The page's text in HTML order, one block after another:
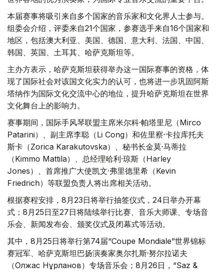
本届赛事将吸引来自多个国家的音乐家和文化界人士参与。
组委会介绍，评委来自21个国家，参赛选手来自16个国家和
地区，包括澳大利亚、美国、德国、意大利、法国、中国、
韩国、英国、土耳其、哈萨克斯坦等。
主办方表示，哈萨克斯坦获得举办这一国际赛事的资格，体
现了国际社会对该国文化实力的认可，也将进一步巩固阿斯
塔纳作为国际文化交流中心的地位，提升哈萨克斯坦在世界
文化舞台上的影响力。
赛事期间，国际手风琴联盟主席米尔科·帕塔里尼（Mirco
Patarini）、副主席李聪（Li Cong）和佐里察·卡拉库托夫
斯卡（Zorica Karakutovska）、秘书长金莫·马蒂拉
（Kimmo Mattila）、总经理哈利·琼斯（Harley
Jones）、首席推广大使凯文·弗里德里希（Kevin
Friedrich）等联盟负责人将出席相关活动。
根据赛程安排，8月23日将举行抽签仪式，24日举办开幕
式；8月25日至27日将陆续举行比赛、音乐大师课、专场音
乐会、新闻发布会、颁奖仪式及闭幕式等活动。
其中，8月25日将举行第74届“Coupe Mondiale”世界锦标
赛冠军、哈萨克斯坦巴扬演奏家奥尔扎斯·努尔拉诺夫
（Олжас Нұрланов）专场音乐会；8月26日，“Saz &